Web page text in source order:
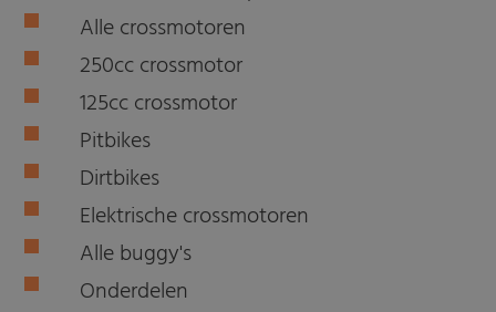
Alle crossmotoren
250cc crossmotor
125cc crossmotor
Pitbikes
Dirtbikes
Elektrische crossmotoren
Alle buggy's
Onderdelen